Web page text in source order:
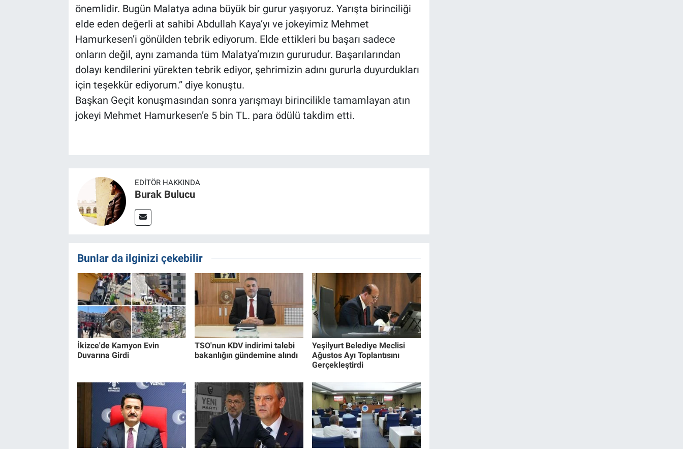
önemlidir. Bugün Malatya adına büyük bir gurur yaşıyoruz. Yarışta birinciliği
elde eden değerli at sahibi Abdullah Kaya’yı ve jokeyimiz Mehmet
Hamurkesen’i gönülden tebrik ediyorum. Elde ettikleri bu başarı sadece
onların değil, aynı zamanda tüm Malatya’mızın gururudur. Başarılarından
dolayı kendilerini yürekten tebrik ediyor, şehrimizin adını gururla duyurdukları
için teşekkür ediyorum.” diye konuştu.
Başkan Geçit konuşmasından sonra yarışmayı birincilikle tamamlayan atın
jokeyi Mehmet Hamurkesen’e 5 bin TL. para ödülü takdim etti.
EDITÖR HAKKINDA
Burak Bulucu
Bunlar da ilginizi çekebilir
İkizce'de Kamyon Evin
Duvarına Girdi
TSO'nun KDV indirimi talebi
bakanlığın gündemine alındı
Yeşilyurt Belediye Meclisi
Ağustos Ayı Toplantısını
Gerçekleştirdi